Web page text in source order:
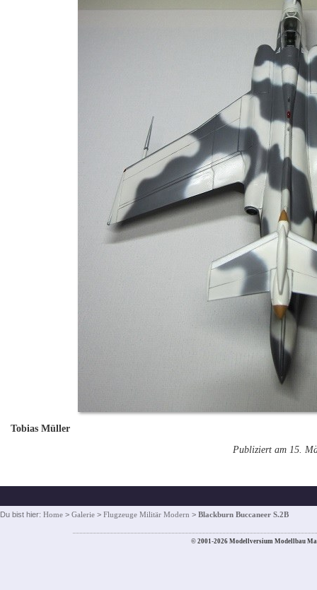
Tobias Müller
Publiziert am 15.
Du bist hier: Home > Galerie > Flugzeuge Militär Modern > Blackburn Buccaneer S.2B
© 2001-2026 Modellversium Modellbau